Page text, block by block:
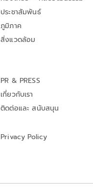
ประชาสัมพันธ์
ภูมิภาค
สิ่งแวดล้อม
PR & PRESS
เกี่ยวกับเรา
ติดต่อและ สนับสนุน
Privacy Policy